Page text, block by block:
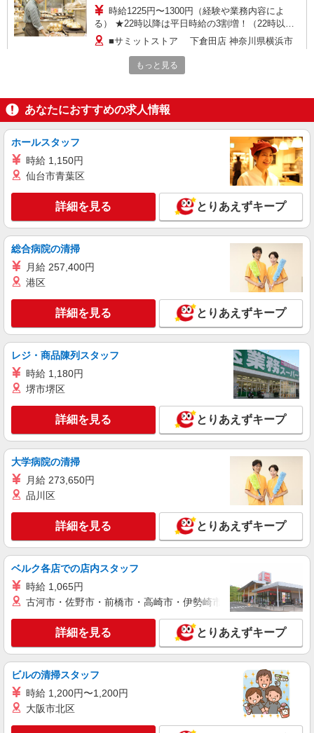
時給1225円〜1300円（経験や業務内容によ
る） ★22時以降は平日時給の3割増！（22時以降
の勤務がある場合）
■サミットストア 下倉田店 神奈川県横浜市
戸塚区下倉田町1883
アルバイト パート
サミットストア 踊場駅前店
スーパー店内ベーカリースタッフ
■サミットストア 踊場駅前店 神奈川県横浜
市戸塚区汲沢2丁目1番1号
キープ 詳細を見る
パート
サミットストア 下倉田店
スーパー店内品出しスタッフ
時給1225円 ★22時以降は平日時給の3割増！
（22時以降の勤務がある場合）
■サミットストア 下倉田店 神奈川県横浜市
戸塚区下倉田町1883
詳細を見る
サミットストア 下倉田店
スーパー店内試食宣伝販売スタッフ
（22時以降の勤務がある場合）
■サミットストア 下倉田店 神奈川県横浜市
戸塚区下倉田町1883
キープ 詳細を見る
サミットストア 下倉田店
スーパー店内レジスタッフ
（22時以降の勤務がある場合）
■サミットストア 下倉田店 神奈川県横浜市
キープ 詳細を見る
もっと見る
あなたにおすすめの求人情報
ホールスタッフ
時給 1,150円
仙台市青葉区
詳細を見る とりあえずキープ
総合病院の清掃
月給 257,400円
港区
詳細を見る とりあえずキープ
レジ・商品陳列スタッフ
時給 1,180円
堺市堺区
詳細を見る とりあえずキープ
大学病院の清掃
月給 273,650円
品川区
詳細を見る とりあえずキープ
ベルク各店での店内スタッフ
時給 1,065円
古河市・佐野市・前橋市・高崎市・伊勢崎市・太田市・館林市
詳細を見る とりあえずキープ
ビルの清掃スタッフ
時給 1,200円〜1,200円
大阪市北区